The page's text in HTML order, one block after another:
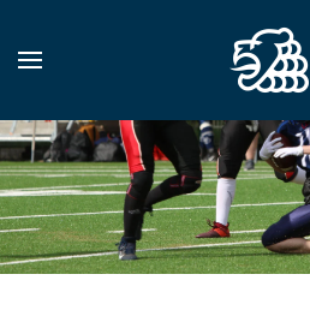
Zum Hauptinhalt springen